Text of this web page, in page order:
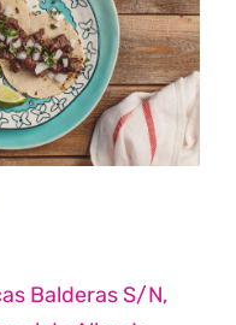
Balderas S/N,